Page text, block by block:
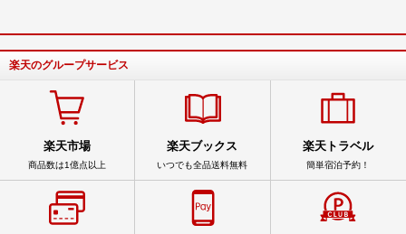
楽天のグループサービス
楽天市場
商品数は1億点以上
楽天ブックス
いつでも全品送料無料
楽天トラベル
簡単宿泊予約！